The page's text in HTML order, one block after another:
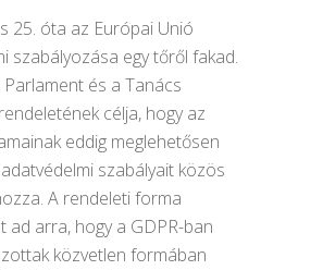
25. óta az Európai Unió
szabályozása egy tőről fakad.
és a Tanács
célja, hogy az
eddig meglehetősen
szabályait közös
A rendeleti forma
ad arra, hogy a GDPR-ban
közvetlen formában